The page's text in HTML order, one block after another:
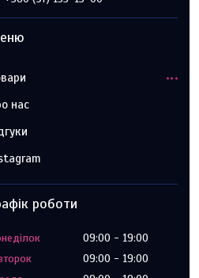
нас
роботи
09:00
19:00
09:00
19:00